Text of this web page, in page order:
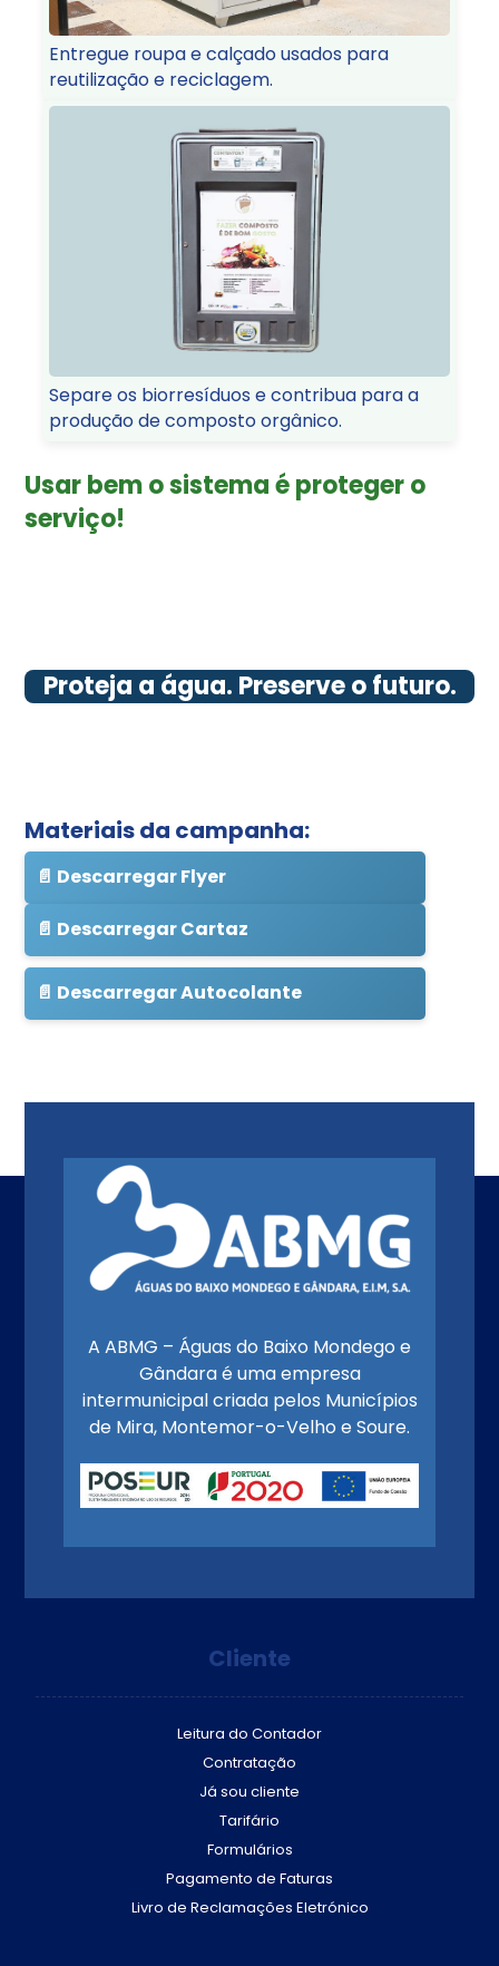
Entregue roupa e calçado usados para
reutilização e reciclagem.
Separe os biorresíduos e contribua para a
produção de composto orgânico.
Usar bem o sistema é proteger o
serviço!
Proteja a água. Preserve o futuro.
Materiais da campanha:
📄 Descarregar Flyer
📄 Descarregar Cartaz
📄 Descarregar Autocolante
A ABMG – Águas do Baixo Mondego e
Gândara é uma empresa
intermunicipal criada pelos Municípios
de Mira, Montemor-o-Velho e Soure.
Cliente
Leitura do Contador
Contratação
Já sou cliente
Tarifário
Formulários
Pagamento de Faturas
Livro de Reclamações Eletrónico